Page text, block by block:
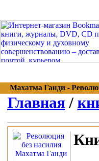
Махатма Ганди -
Главная /